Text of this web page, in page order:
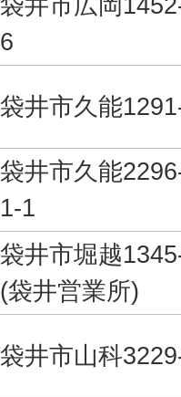
6
袋井市久能
袋井市久能
1-1
袋井市堀越
(袋井営業所)
袋井市山科